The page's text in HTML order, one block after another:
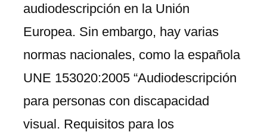
audiodescripción en la Unión
Europea. Sin embargo, hay varias
normas nacionales, como la española
UNE 153020:2005 “Audiodescripción
para personas con discapacidad
visual. Requisitos para los